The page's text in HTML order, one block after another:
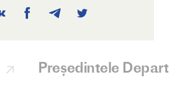
Președintele